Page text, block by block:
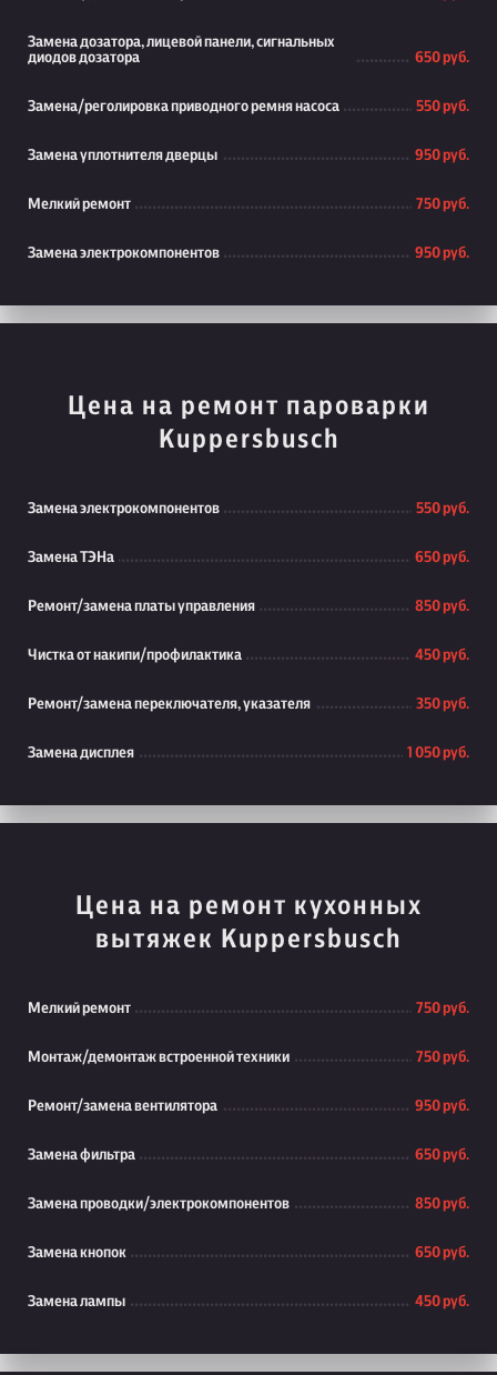
Замена дозатора, лицевой панели, сигнальных
диодов дозатора
650 руб.
Замена/реголировка приводного ремня насоса 550 руб.
Замена уплотнителя дверцы 950 руб.
Мелкий ремонт 750 руб.
Замена электрокомпонентов 950 руб.
Цена на ремонт пароварки
Kuppersbusch
Замена электрокомпонентов 550 руб.
Замена ТЭНа 650 руб.
Ремонт/замена платы управления 850 руб.
Чистка от накипи/профилактика 450 руб.
Ремонт/замена переключателя, указателя 350 руб.
Замена дисплея 1 050 руб.
Цена на ремонт кухонных
вытяжек Kuppersbusch
Мелкий ремонт 750 руб.
Монтаж/демонтаж встроенной техники 750 руб.
Ремонт/замена вентилятора 950 руб.
Замена фильтра 650 руб.
Замена проводки/электрокомпонентов 850 руб.
Замена кнопок 650 руб.
Замена лампы 450 руб.